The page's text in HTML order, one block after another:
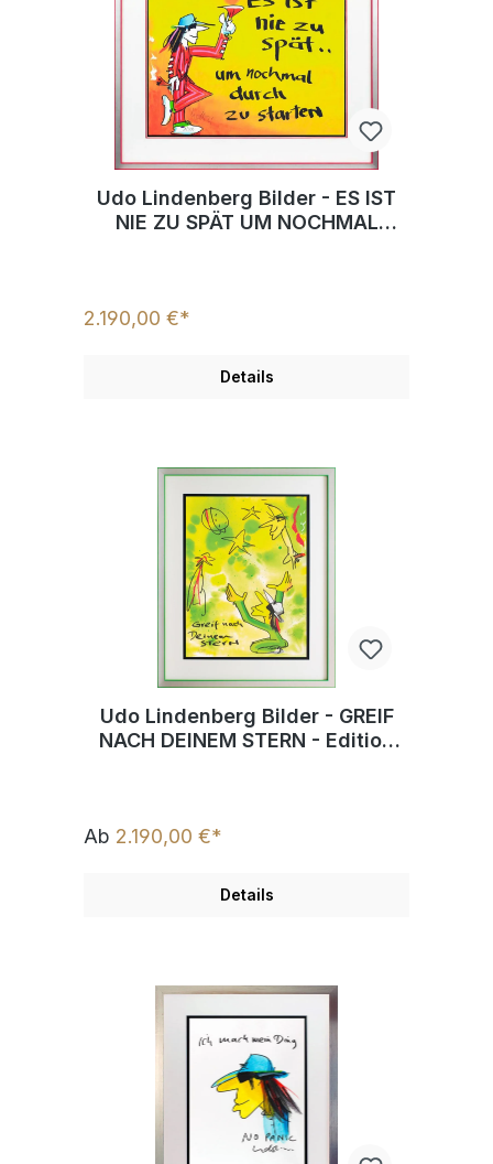
Udo Lindenberg Bilder - ES IST
NIE ZU SPÄT UM NOCHMAL
2.190,00 €*
Details
Udo Lindenberg Bilder - GREIF
NACH DEINEM STERN - Edition
Ab 2.190,00 €*
Details